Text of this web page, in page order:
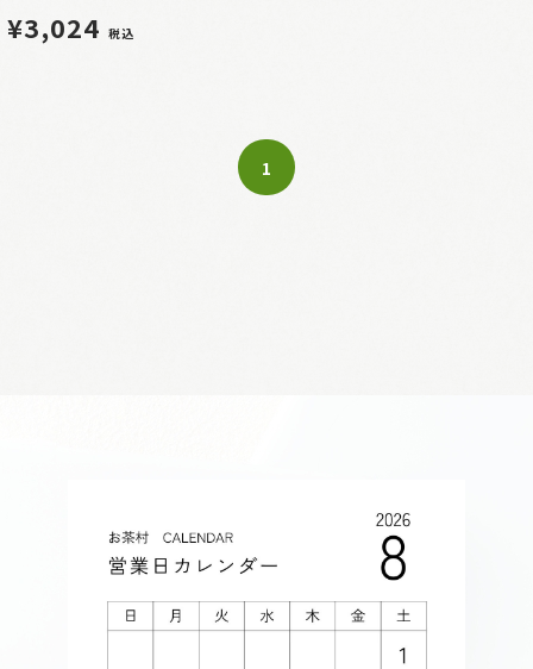
¥3,024 税込
1